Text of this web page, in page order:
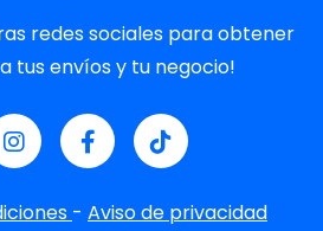
redes sociales para obtener
tus envíos y tu negocio!
- Aviso de privacidad